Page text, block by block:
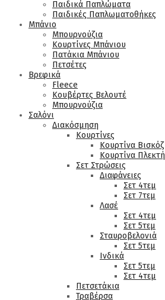
Παιδικά Παπλώματα
Παιδικές Παπλωματοθήκες
Μπάνιο
Μπουρνούζια
Κουρτίνες Μπάνιου
Πατάκια Μπάνιου
Πετσέτες
Βρεφικά
Fleece
Κουβέρτες Βελουτέ
Μπουρνούζια
Σαλόνι
Διακόσμηση
Κουρτίνες
Κουρτίνα Βισκόζ
Κουρτίνα Πλεκτή
Σετ Στρώσεις
Διαφάνειες
Σετ 4τεμ
Σετ 7τεμ
Λασέ
Σετ 4τεμ
Σετ 5τεμ
Σταυροβελονιά
Σετ 5τεμ
Ινδικά
Σετ 5τεμ
Σετ 4τεμ
Πετσετάκια
Τραβέρσα